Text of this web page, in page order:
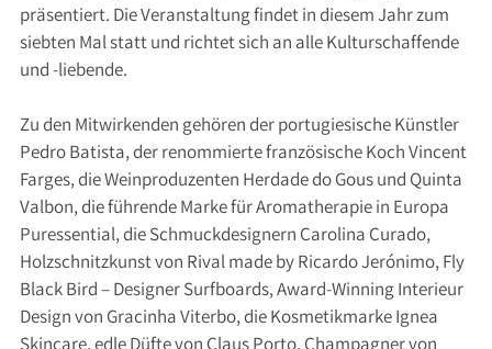
präsentiert. Die Veranstaltung findet in diesem Jahr zum
siebten Mal statt und richtet sich an alle Kulturschaffende
und -liebende.
Zu den Mitwirkenden gehören der portugiesische Künstler
Pedro Batista, der renommierte französische Koch Vincent
Farges, die Weinproduzenten Herdade do Gous und Quinta
Valbon, die führende Marke für Aromatherapie in Europa
Puressential, die Schmuckdesignern Carolina Curado,
Holzschnitzkunst von Rival made by Ricardo Jerónimo, Fly
Black Bird – Designer Surfboards, Award-Winning Interieur
Design von Gracinha Viterbo, die Kosmetikmarke Ignea
Skincare, edle Düfte von Claus Porto, Champagner von